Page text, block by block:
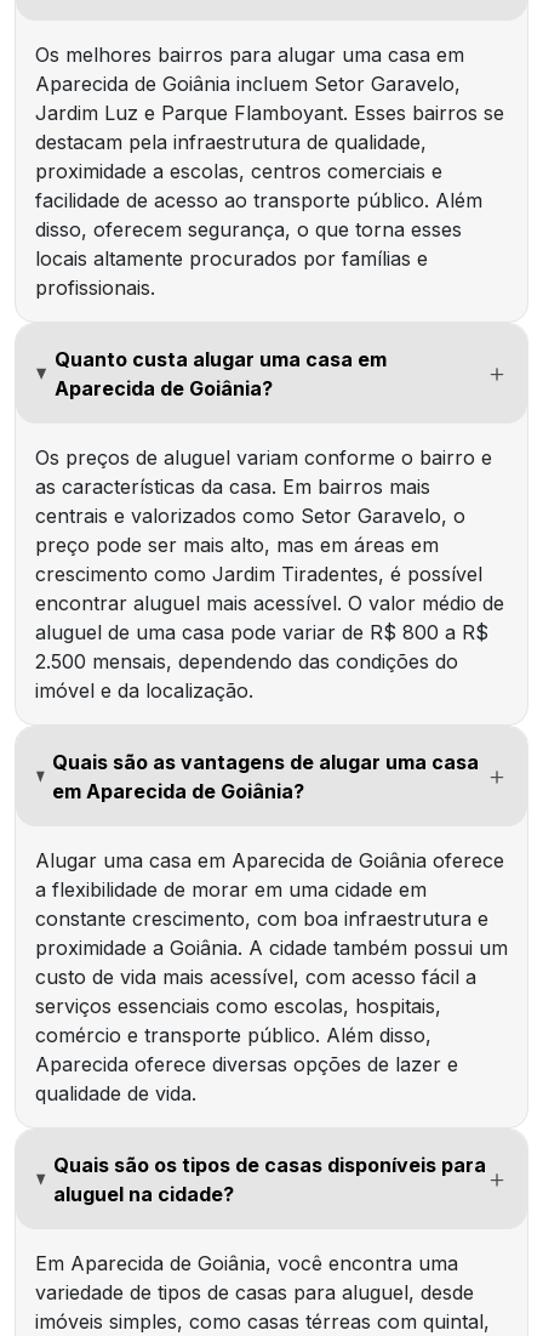
Os melhores bairros para alugar uma casa em
Aparecida de Goiânia incluem Setor Garavelo,
Jardim Luz e Parque Flamboyant. Esses bairros se
destacam pela infraestrutura de qualidade,
proximidade a escolas, centros comerciais e
facilidade de acesso ao transporte público. Além
disso, oferecem segurança, o que torna esses
locais altamente procurados por famílias e
profissionais.
Quanto custa alugar uma casa em
Aparecida de Goiânia?
Os preços de aluguel variam conforme o bairro e
as características da casa. Em bairros mais
centrais e valorizados como Setor Garavelo, o
preço pode ser mais alto, mas em áreas em
crescimento como Jardim Tiradentes, é possível
encontrar aluguel mais acessível. O valor médio de
aluguel de uma casa pode variar de R$ 800 a R$
2.500 mensais, dependendo das condições do
imóvel e da localização.
Quais são as vantagens de alugar uma casa
em Aparecida de Goiânia?
Alugar uma casa em Aparecida de Goiânia oferece
a flexibilidade de morar em uma cidade em
constante crescimento, com boa infraestrutura e
proximidade a Goiânia. A cidade também possui um
custo de vida mais acessível, com acesso fácil a
serviços essenciais como escolas, hospitais,
comércio e transporte público. Além disso,
Aparecida oferece diversas opções de lazer e
qualidade de vida.
Quais são os tipos de casas disponíveis para
aluguel na cidade?
Em Aparecida de Goiânia, você encontra uma
variedade de tipos de casas para aluguel, desde
imóveis simples, como casas térreas com quintal,